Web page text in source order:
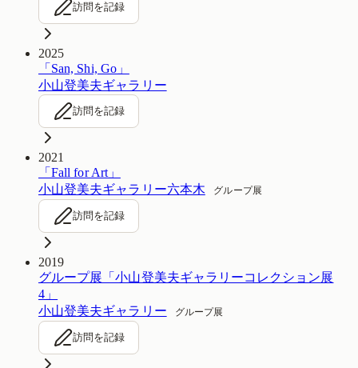
訪問を記録
2025
「San, Shi, Go」
小山登美夫ギャラリー
訪問を記録
2021
「Fall for Art」
小山登美夫ギャラリー六本木
グループ展
訪問を記録
2019
グループ展「小山登美夫ギャラリーコレクション展
4」
小山登美夫ギャラリー
グループ展
訪問を記録